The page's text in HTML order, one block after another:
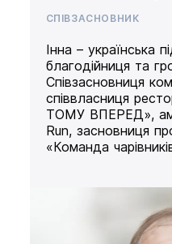
СПІВЗАСНОВНИК
Інна – українська
благодійниця та
Співзасновниця
співвласниця
ТОМУ ВПЕРЕД»,
Run, засновниця
«Команда